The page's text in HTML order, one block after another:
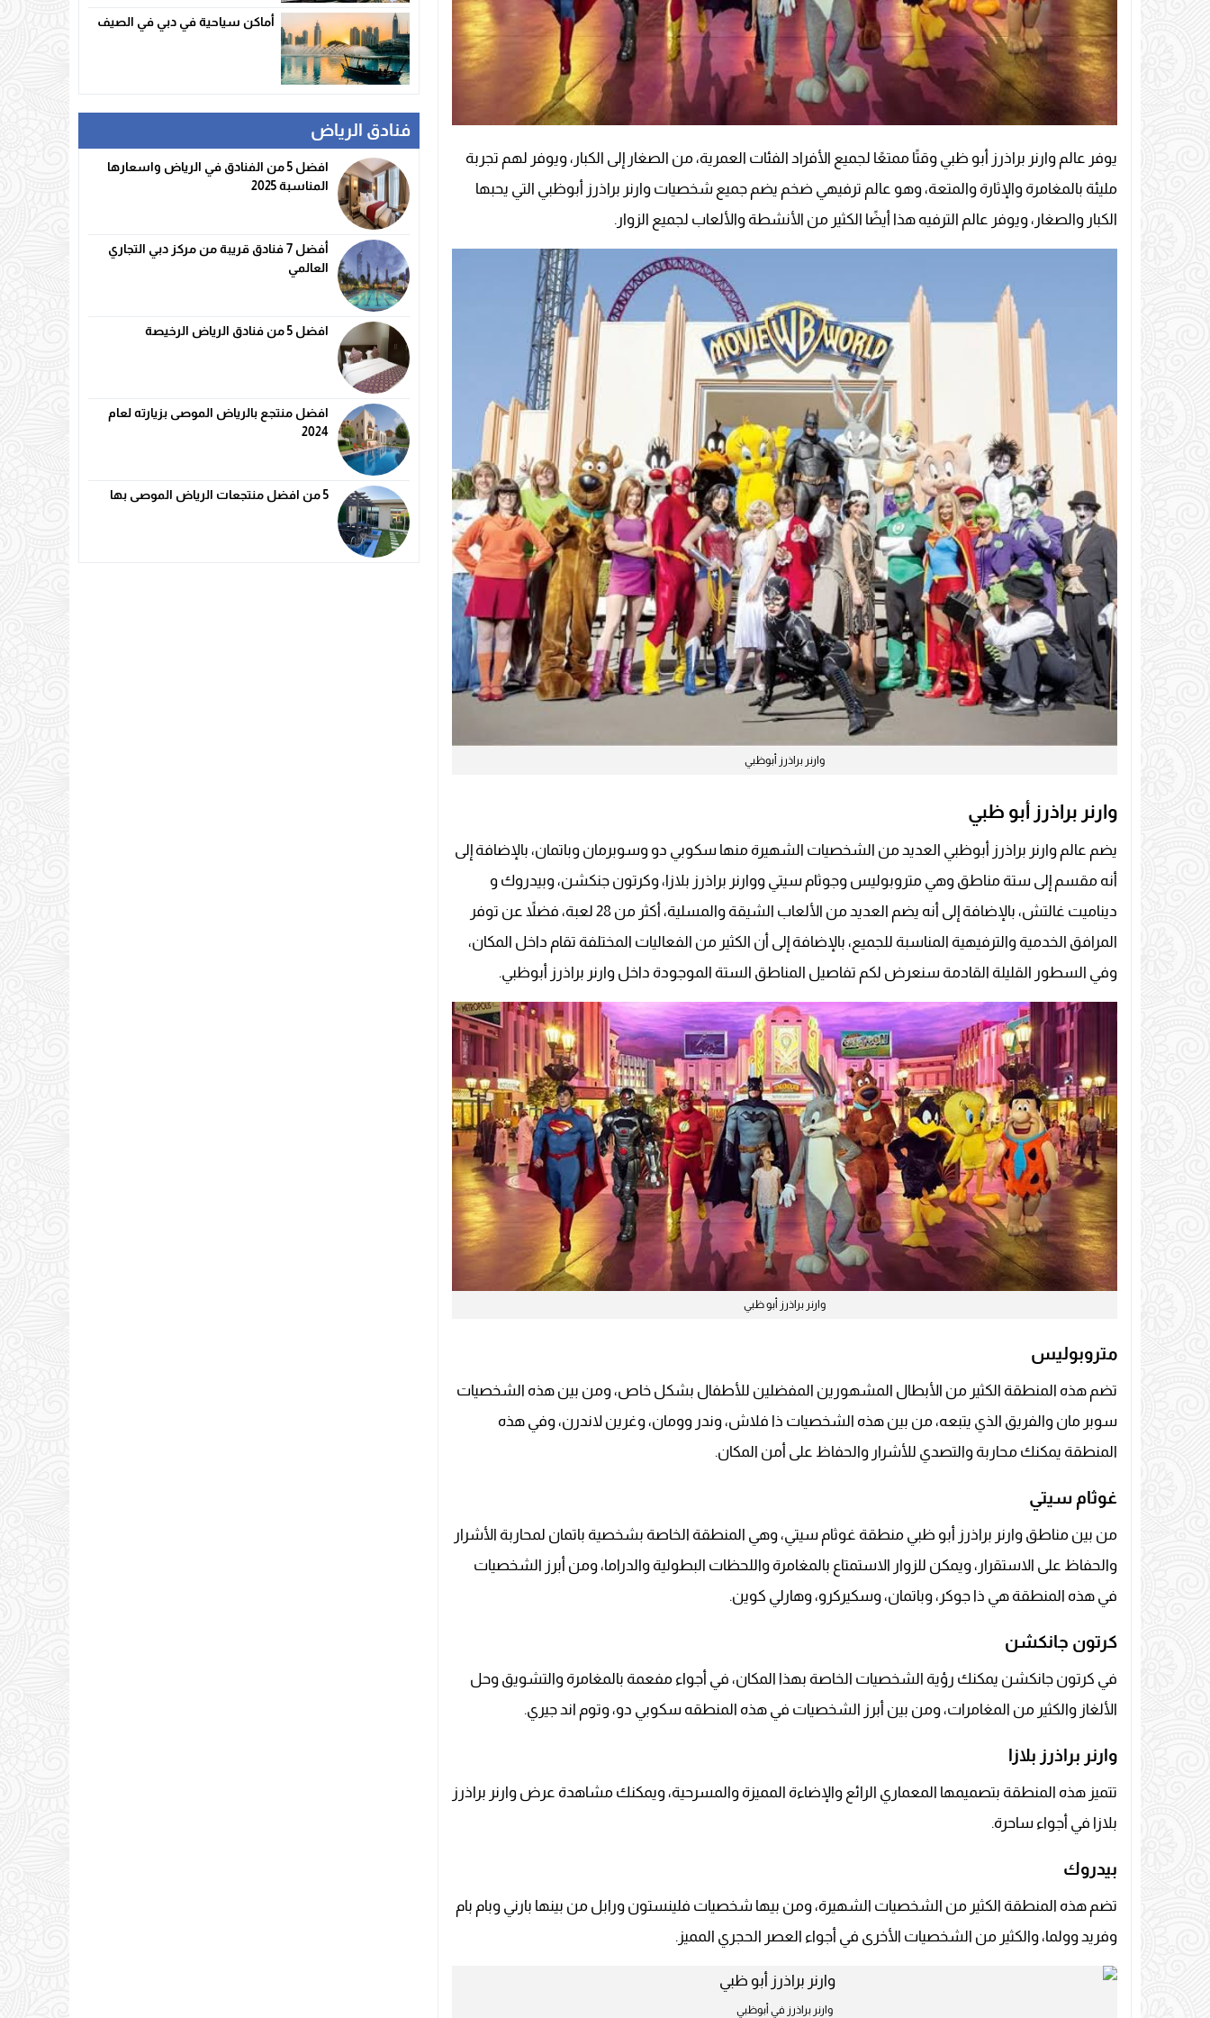
يوفر عالم وارنر براذرز أبو ظبي وقتًا ممتعًا لجميع الأفراد الفئات العمرية، من الصغار إلى الكبار، ويوفر لهم تجربة
مليئة بالمغامرة والإثارة والمتعة، وهو عالم ترفيهي ضخم يضم جميع شخصيات وارنر براذرز أبوظبي التي يحبها
الكبار والصغار، ويوفر عالم الترفيه هذا أيضًا الكثير من الأنشطة والألعاب لجميع الزوار.
وارنر براذرز أبوظبي
وارنر براذرز أبو ظبي
يضم عالم وارنر براذرز أبوظبي العديد من الشخصيات الشهيرة منها سكوبي دو وسوبرمان وباتمان، بالإضافة إلى
أنه مقسم إلى ستة مناطق وهي متروبوليس وجوثام سيتي ووارنر براذرز بلازا، وكرتون جنكشن، وبيدروك و
ديناميت غالتش، بالإضافة إلى أنه يضم العديد من الألعاب الشيقة والمسلية، أكثر من 28 لعبة، فضلاً عن توفر
المرافق الخدمية والترفيهية المناسبة للجميع، بالإضافة إلى أن الكثير من الفعاليات المختلفة تقام داخل المكان،
وفي السطور القليلة القادمة سنعرض لكم تفاصيل المناطق الستة الموجودة داخل وارنر براذرز أبوظبي.
وارنر براذرز أبو ظبي
متروبوليس
تضم هذه المنطقة الكثير من الأبطال المشهورين المفضلين للأطفال بشكل خاص، ومن بين هذه الشخصيات
سوبر مان والفريق الذي يتبعه، من بين هذه الشخصيات ذا فلاش، وندر وومان، وغرين لاندرن، وفي هذه
المنطقة يمكنك محاربة والتصدي للأشرار والحفاظ على أمن المكان.
غوثام سيتي
من بين مناطق وارنر براذرز أبو ظبي منطقة غوثام سيتي، وهي المنطقة الخاصة بشخصية باتمان لمحاربة الأشرار
والحفاظ على الاستقرار، ويمكن للزوار الاستمتاع بالمغامرة واللحظات البطولية والدراما، ومن أبرز الشخصيات
في هذه المنطقة هي ذا جوكر، وباتمان، وسكيركرو، وهارلي كوين.
كرتون جانكشن
في كرتون جانكشن يمكنك رؤية الشخصيات الخاصة بهذا المكان، في أجواء مفعمة بالمغامرة والتشويق وحل
الألغاز والكثير من المغامرات، ومن بين أبرز الشخصيات في هذه المنطقه سكوبي دو، وتوم اند جيري.
وارنر براذرز بلازا
تتميز هذه المنطقة بتصميمها المعماري الرائع والإضاءة المميزة والمسرحية، ويمكنك مشاهدة عرض وارنر براذرز
بلازا في أجواء ساحرة.
بيدروك
تضم هذه المنطقة الكثير من الشخصيات الشهيرة، ومن بيها شخصيات فلينستون ورابل من بينها بارني وبام بام
وفريد وولما، والكثير من الشخصيات الأخرى في أجواء العصر الحجري المميز.
وارنر براذرز في أبوظبي
أماكن سياحية في دبي في الصيف
فنادق الرياض
افضل 5 من الفنادق في الرياض واسعارها
المناسبة 2025
أفضل 7 فنادق قريبة من مركز دبي التجاري
العالمي
افضل 5 من فنادق الرياض الرخيصة
افضل منتجع بالرياض الموصى بزيارته لعام
2024
5 من افضل منتجعات الرياض الموصى بها